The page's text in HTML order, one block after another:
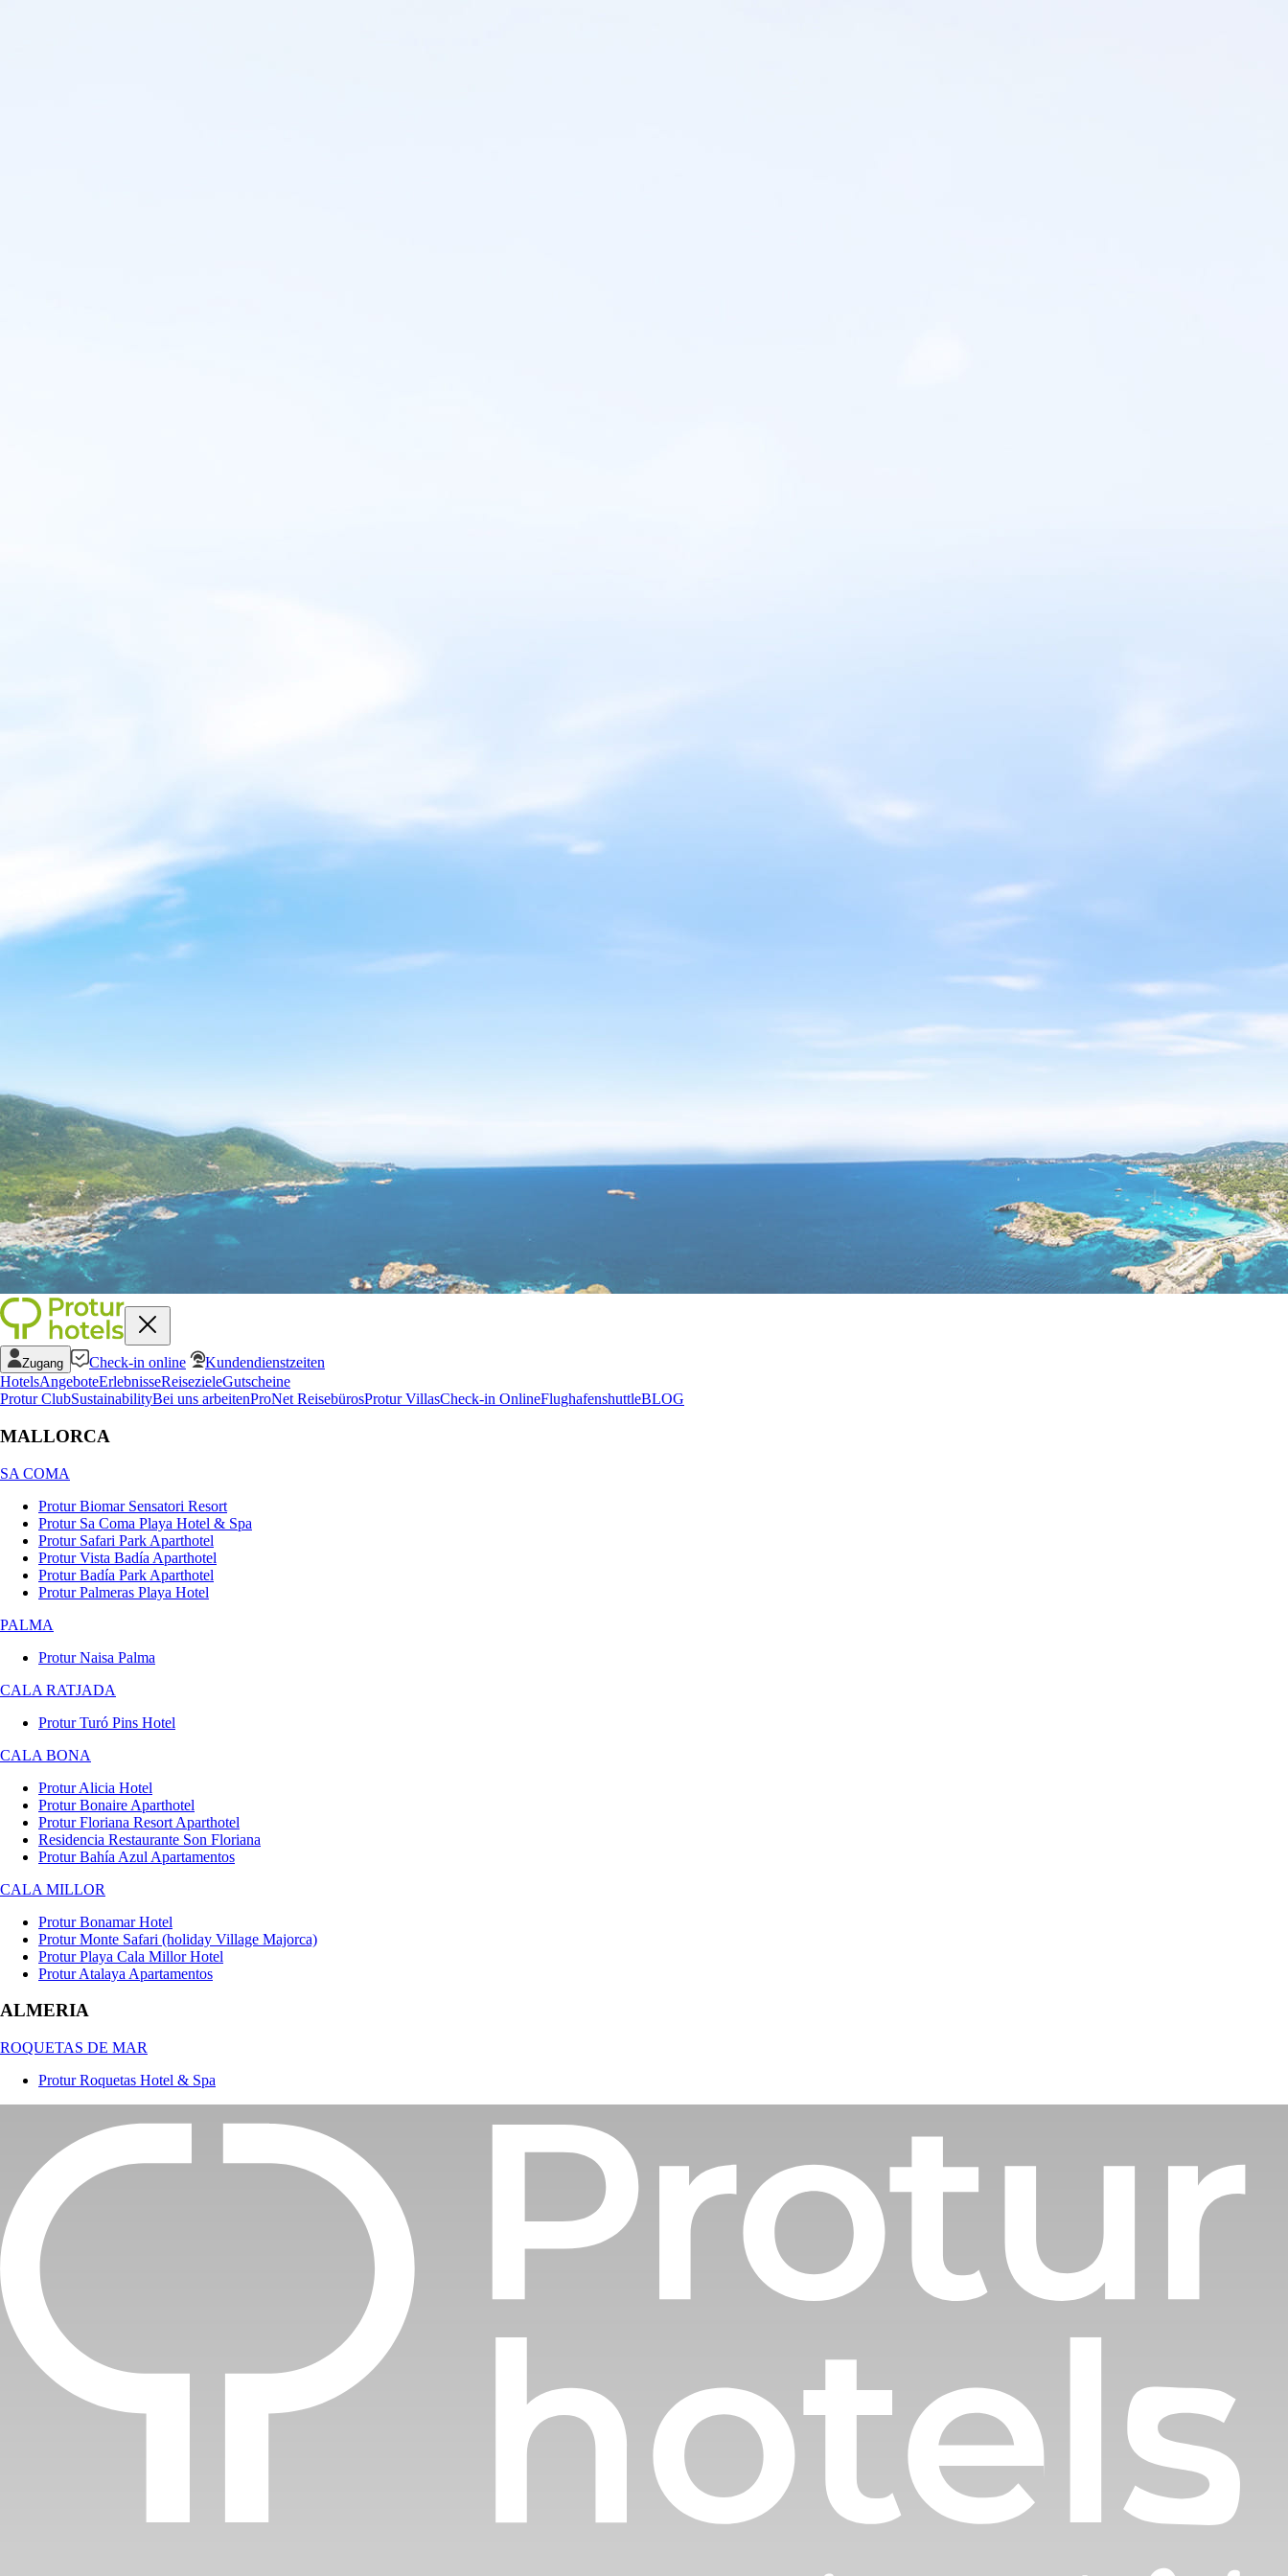
Zugang Check-in online
Kundendienstzeiten
HotelsAngeboteErlebnisseReisezieleGutscheine
Protur ClubSustainabilityBei uns arbeitenProNet ReisebürosProtur VillasCheck-in OnlineFlughafenshuttleBLOG
MALLORCA
SA COMA
Protur Biomar Sensatori Resort
Protur Sa Coma Playa Hotel & Spa
Protur Safari Park Aparthotel
Protur Vista Badía Aparthotel
Protur Badía Park Aparthotel
Protur Palmeras Playa Hotel
PALMA
Protur Naisa Palma
CALA RATJADA
Protur Turó Pins Hotel
CALA BONA
Protur Alicia Hotel
Protur Bonaire Aparthotel
Protur Floriana Resort Aparthotel
Residencia Restaurante Son Floriana
Protur Bahía Azul Apartamentos
CALA MILLOR
Protur Bonamar Hotel
Protur Monte Safari (holiday Village Majorca)
Protur Playa Cala Millor Hotel
Protur Atalaya Apartamentos
ALMERIA
ROQUETAS DE MAR
Protur Roquetas Hotel & Spa